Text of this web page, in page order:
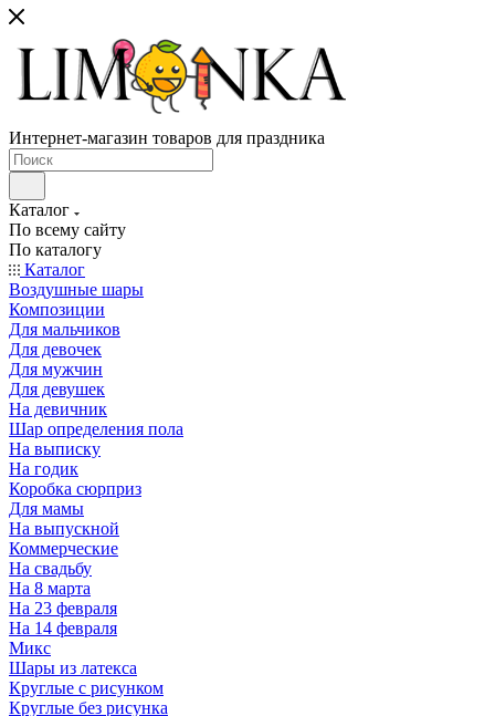
Интернет-магазин товаров для праздника
Каталог
По всему сайту
По каталогу
Каталог
Воздушные шары
Композиции
Для мальчиков
Для девочек
Для мужчин
Для девушек
На девичник
Шар определения пола
На выписку
На годик
Коробка сюрприз
Для мамы
На выпускной
Коммерческие
На свадьбу
На 8 марта
На 23 февраля
На 14 февраля
Микс
Шары из латекса
Круглые с рисунком
Круглые без рисунка